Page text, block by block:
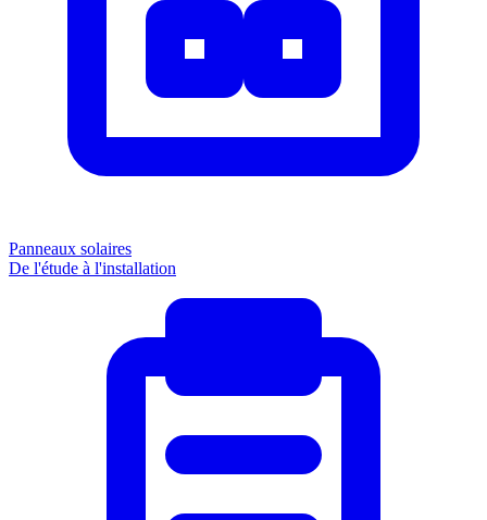
Panneaux solaires
De l'étude à l'installation